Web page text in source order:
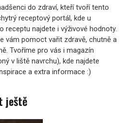
do zdraví, kteří tvoří tento
receptový portál, kde u
receptu najdete i výživové hodnoty.
vám pomoct vařit zdravě, chutně a
Tvoříme pro vás i magazín
v liště navrchu), kde najdete
a extra informace :)
ještě